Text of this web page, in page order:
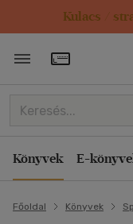
Kulacs /
Könyvek E-
Főoldal Könyvek